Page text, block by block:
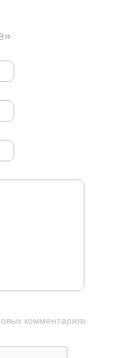
комментариях